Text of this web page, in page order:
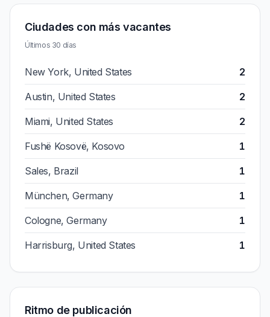
Ciudades con más vacantes
Últimos 30 días
New York, United States 2
Austin, United States 2
Miami, United States 2
Fushë Kosovë, Kosovo 1
Sales, Brazil 1
München, Germany 1
Cologne, Germany 1
Harrisburg, United States 1
Ritmo de publicación